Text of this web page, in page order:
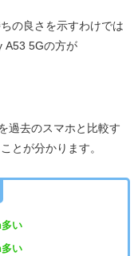
の良さを示すわけでは
A53 5Gの方が
過去のスマホと比較す
とが分かります。
い
い